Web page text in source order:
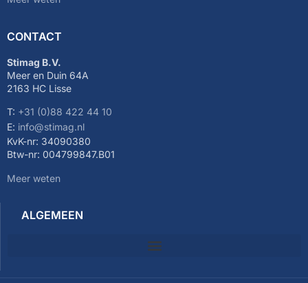
CONTACT
Stimag B.V.
Meer en Duin 64A
2163 HC Lisse
T: +31 (0)88 422 44 10
E: info@stimag.nl
KvK-nr: 34090380
Btw-nr: 004799847.B01
Meer weten
ALGEMEEN